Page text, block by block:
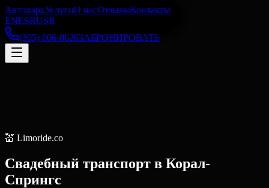
АвтопаркУслугиО насОтзывыКонтакты
ENESRUSR
(305) 606-0626ЗАБРОНИРОВАТЬ
💒 Limoride.co
Свадебный транспорт в Корал-
Спрингс